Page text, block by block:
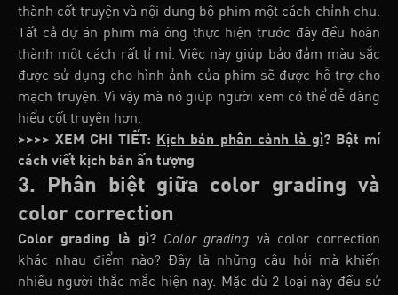
thành cốt truyện và nội dung bộ phim một cách chỉnh chu.
Tất cả dự án phim mà ông thực hiện trước đây đều hoàn
thành một cách rất tỉ mỉ. Việc này giúp bảo đảm màu sắc
được sử dụng cho hình ảnh của phim sẽ được hỗ trợ cho
mạch truyện. Vì vậy mà nó giúp người xem có thể dễ dàng
hiểu cốt truyện hơn.
>>>> XEM CHI TIẾT: Kịch bản phân cảnh là gì? Bật mí
cách viết kịch bản ấn tượng
3. Phân biệt giữa color grading và
color correction
Color grading là gì? Color grading và color correction
khác nhau điểm nào? Đây là những câu hỏi mà khiến
nhiều người thắc mắc hiện nay. Mặc dù 2 loại này đều sử